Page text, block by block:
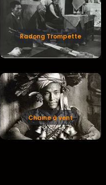
Radong Trompette
Chaine à vent